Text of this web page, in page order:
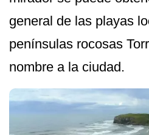
general de las playas
penínsulas rocosas
nombre a la ciudad.